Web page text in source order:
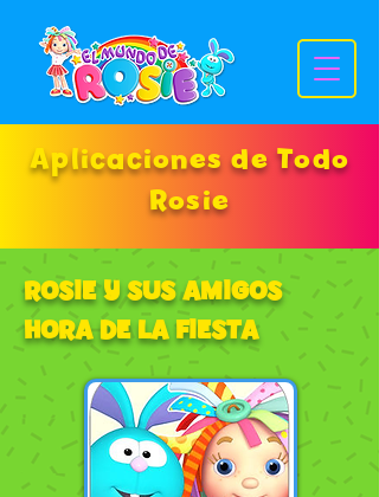
Aplicaciones de Todo
Rosie
ROSIE Y SUS AMIGOS
HORA DE LA FIESTA